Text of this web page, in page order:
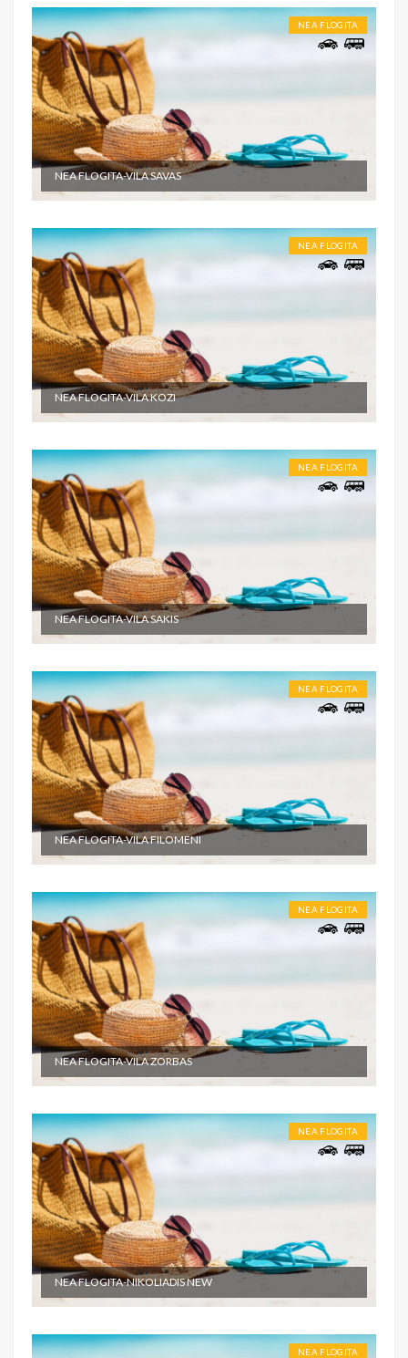
NEA FLOGITA
NEA FLOGITA-VILA SAVAS
NEA FLOGITA
NEA FLOGITA-VILA KOZI
NEA FLOGITA
NEA FLOGITA-VILA SAKIS
NEA FLOGITA
NEA FLOGITA-VILA FILOMENI
NEA FLOGITA
NEA FLOGITA-VILA ZORBAS
NEA FLOGITA
NEA FLOGITA-NIKOLIADIS NEW
NEA FLOGITA